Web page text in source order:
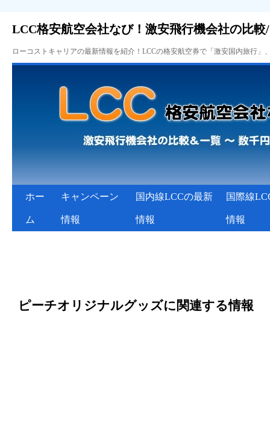
LCC格安航空会社なび！激安飛行機会社の比較
ローコストキャリアの最新情報を紹介！LCCの格安航空券で「激安国内旅行
ホー
ム
キャンペーン
情報
国内線LCCの最新
情報
国際線
情報
ピーチオリジナルグッズに関連する情報